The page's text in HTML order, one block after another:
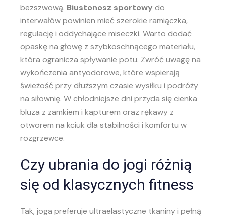
bezszwową. Biustonosz sportowy do
interwałów powinien mieć szerokie ramiączka,
regulację i oddychające miseczki. Warto dodać
opaskę na głowę z szybkoschnącego materiału,
która ogranicza spływanie potu. Zwróć uwagę na
wykończenia antyodorowe, które wspierają
świeżość przy dłuższym czasie wysiłku i podróży
na siłownię. W chłodniejsze dni przyda się cienka
bluza z zamkiem i kapturem oraz rękawy z
otworem na kciuk dla stabilności i komfortu w
rozgrzewce.
Czy ubrania do jogi różnią
się od klasycznych fitness
Tak, joga preferuje ultraelastyczne tkaniny i pełną